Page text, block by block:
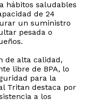
hábitos saludables
de 24
un suministro
pesada o
de alta calidad,
libre de BPA, lo
para la
Tritan destaca por
a los